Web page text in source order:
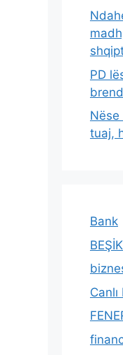
PD
tuaj,
Bank